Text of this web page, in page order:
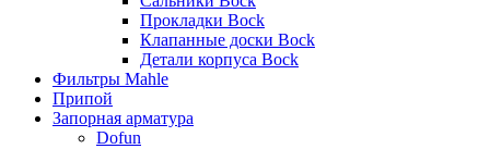
Прокладки Bock
Клапанные доски Bock
Детали корпуса Bock
Фильтры Mahle
Припой
Запорная арматура
Dofun